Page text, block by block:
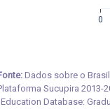
0
Dados sobre o
Sucupira 2013-
Database: